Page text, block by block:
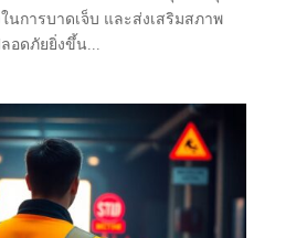
นการบาดเจ็บ และส่งเสริมสภาพ
อดภัยยิ่งขึ้น...